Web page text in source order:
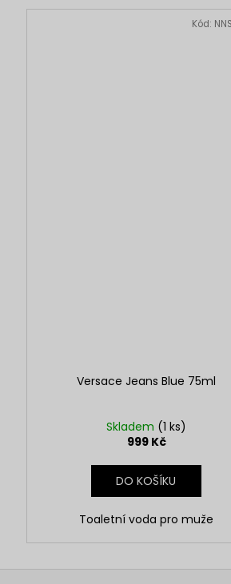
Versace Jeans Blue 75ml
Skladem (1 ks)
999 Kč
DO KOŠÍKU
Toaletní voda pro muže
Kód: